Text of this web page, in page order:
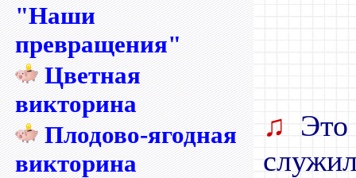
"Наши
превращения"
Цветная
викторина
Плодово-ягодная
викторина
♫